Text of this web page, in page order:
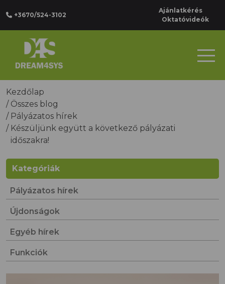
+3670/524-3102
Ajánlatkérés
Oktatóvideók
Kezdőlap
/ Összes blog
/ Pályázatos hírek
/ Készüljünk együtt a következő pályázati
időszakra!
Kategóriák
Pályázatos hírek
Újdonságok
Egyéb hírek
Funkciók